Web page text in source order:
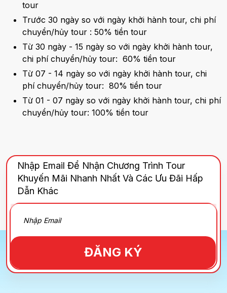
tour
Trước 30 ngày so với ngày khởi hành tour, chi phí
chuyển/hủy tour : 50% tiền tour
Từ 30 ngày - 15 ngày so với ngày khởi hành tour,
chi phí chuyển/hủy tour: 60% tiền tour
Từ 07 - 14 ngày so với ngày khởi hành tour, chi
phí chuyển/hủy tour: 80% tiền tour
Từ 01 - 07 ngày so với ngày khởi hành tour, chi phí
chuyển/hủy tour: 100% tiền tour
Nhập Email Để Nhận Chương Trình Tour
Khuyến Mãi Nhanh Nhất Và Các Ưu Đãi Hấp
Dẫn Khác
ĐĂNG KÝ